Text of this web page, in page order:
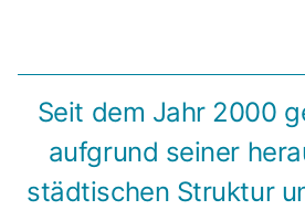
Seit dem Jahr 2000
aufgrund seiner
städtischen Struktur